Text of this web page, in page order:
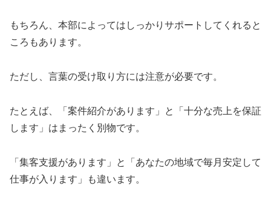
もちろん、本部によってはしっかりサポートしてくれると
ころもあります。
ただし、言葉の受け取り方には注意が必要です。
たとえば、「案件紹介があります」と「十分な売上を保証
します」はまったく別物です。
「集客支援があります」と「あなたの地域で毎月安定して
仕事が入ります」も違います。